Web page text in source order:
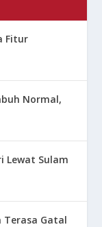
Fitur
Normal,
Lewat Sulam
Terasa Gatal